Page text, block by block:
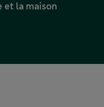
et la maison